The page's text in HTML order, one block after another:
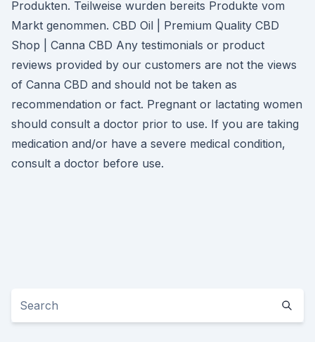
Produkten. Teilweise wurden bereits Produkte vom
Markt genommen. CBD Oil | Premium Quality CBD
Shop | Canna CBD Any testimonials or product
reviews provided by our customers are not the views
of Canna CBD and should not be taken as
recommendation or fact. Pregnant or lactating women
should consult a doctor prior to use. If you are taking
medication and/or have a severe medical condition,
consult a doctor before use.